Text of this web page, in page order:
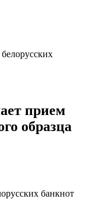
прием
образца